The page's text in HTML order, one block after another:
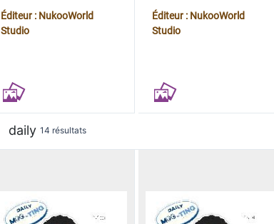
Éditeur : NukooWorld
Studio
Éditeur : NukooWorld
Studio
daily 14 résultats